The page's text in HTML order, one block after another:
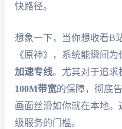
快路径。
想象一下，当你想收看B
《原神》，系统能瞬间
加速专线。尤其对于追求
100M带宽的保障，彻底
画面丝滑如你就在本地
级服务的门槛。